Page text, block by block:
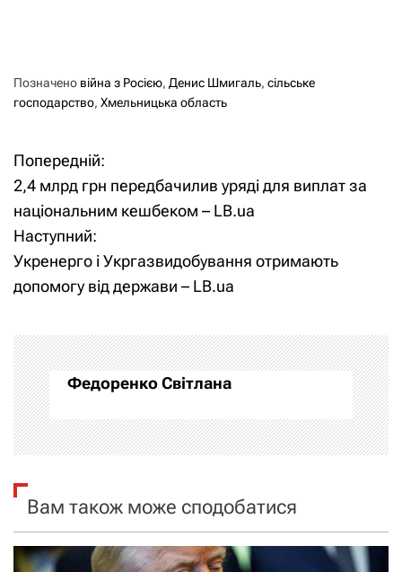
Позначено війна з Росією, Денис Шмигаль, сільське
господарство, Хмельницька область
Н
а
в
і
а
ц
і
а
Попередній:
2,4 млрд грн передбачилив уряді для виплат за
національним кешбеком – LB.ua
Наступний:
Укренерго і Укргазвидобування отримають
допомогу від держави – LB.ua
Федоренко Світлана
Вам також може сподобатися